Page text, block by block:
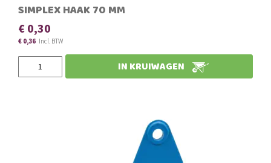
SIMPLEX HAAK 70 MM
€ 0,36
€ 0,30
IN KRUIWAGEN